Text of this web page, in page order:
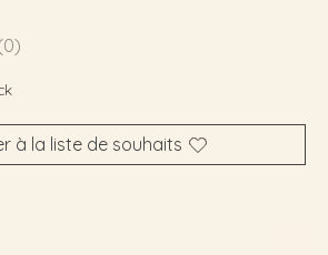
à
à la liste de souhaits